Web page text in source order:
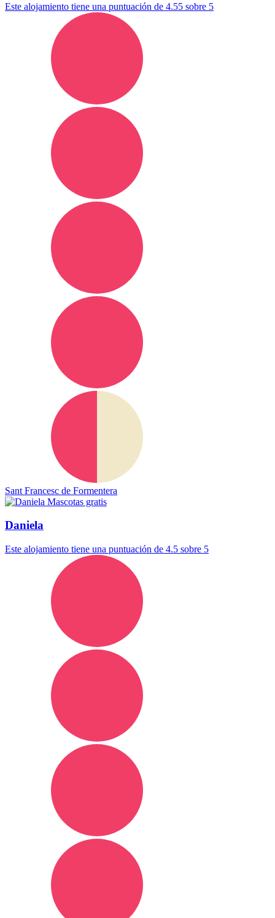
Este alojamiento tiene una puntuación de 4.55 sobre 5
Sant Francesc de Formentera
Mascotas gratis
Daniela
Este alojamiento tiene una puntuación de 4.5 sobre 5